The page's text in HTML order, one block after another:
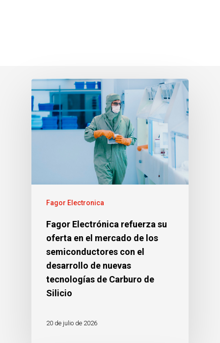
Fagor Electronica
Fagor Electrónica refuerza su
oferta en el mercado de los
semiconductores con el
desarrollo de nuevas
tecnologías de Carburo de
Silicio
20 de julio de 2026